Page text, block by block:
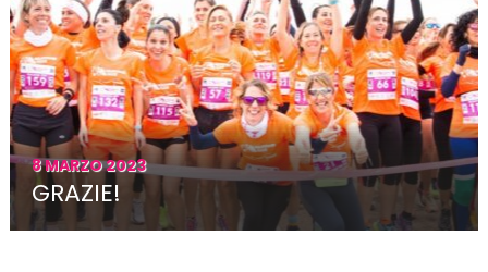
8 MARZO 2023
GRAZIE!